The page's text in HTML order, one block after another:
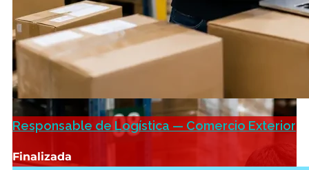
Responsable de Logística — Comercio Exterior
Finalizada